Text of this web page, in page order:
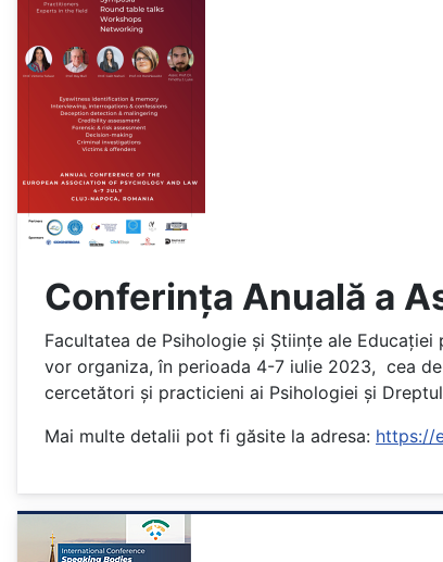
Conferința Anuală a
Facultatea de Psihologie și Științe ale Educației
vor organiza, în perioada 4-7 iulie 2023, cea
cercetători și practicieni ai Psihologiei și
Mai multe detalii pot fi găsite la adresa: https://